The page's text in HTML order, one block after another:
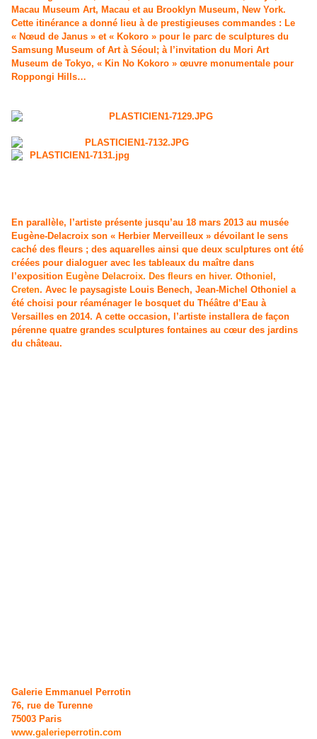
Macau Museum Art, Macau et au Brooklyn Museum, New York.
Cette itinérance a donné lieu à de prestigieuses commandes : Le
« Nœud de Janus » et « Kokoro » pour le parc de sculptures du
Samsung Museum of Art à Séoul; à l’invitation du Mori Art
Museum de Tokyo, « Kin No Kokoro » œuvre monumentale pour
Roppongi Hills…
En parallèle, l’artiste présente jusqu’au 18 mars 2013 au musée
Eugène-Delacroix son « Herbier Merveilleux » dévoilant le sens
caché des fleurs ; des aquarelles ainsi que deux sculptures ont été
créées pour dialoguer avec les tableaux du maître dans
l’exposition Eugène Delacroix. Des fleurs en hiver. Othoniel,
Creten. Avec le paysagiste Louis Benech, Jean-Michel Othoniel a
été choisi pour réaménager le bosquet du Théâtre d’Eau à
Versailles en 2014. A cette occasion, l’artiste installera de façon
pérenne quatre grandes sculptures fontaines au cœur des jardins
du château.
Galerie Emmanuel Perrotin
76, rue de Turenne
75003 Paris
www.galerieperrotin.com